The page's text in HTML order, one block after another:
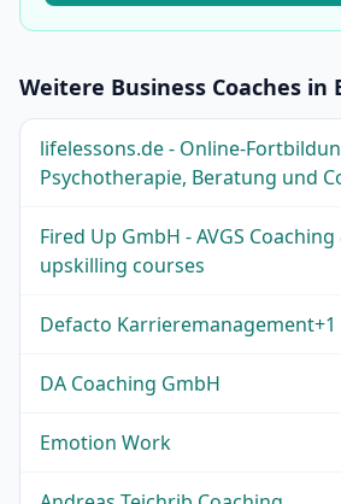
Weitere Business Coaches in
lifelessons.de - Online-
Psychotherapie, Beratung und
Fired Up GmbH - AVGS Coaching
upskilling courses
Defacto Karrieremanagement+1
DA Coaching GmbH
Emotion Work